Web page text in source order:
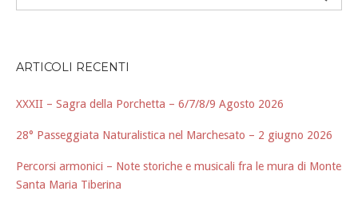
ARTICOLI RECENTI
XXXII – Sagra della Porchetta – 6/7/8/9 Agosto 2026
28° Passeggiata Naturalistica nel Marchesato – 2 giugno 2026
Percorsi armonici – Note storiche e musicali fra le mura di Monte
Santa Maria Tiberina